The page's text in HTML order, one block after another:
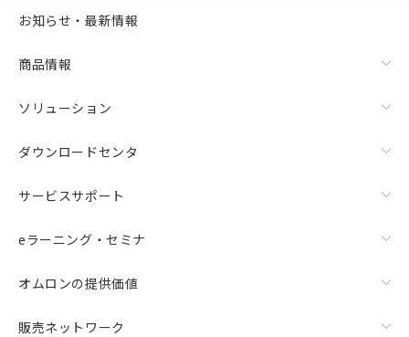
お知らせ・最新情報
商品情報
ソリューション
ダウンロードセンタ
サービスサポート
eラーニング・セミナ
オムロンの提供価値
販売ネットワーク